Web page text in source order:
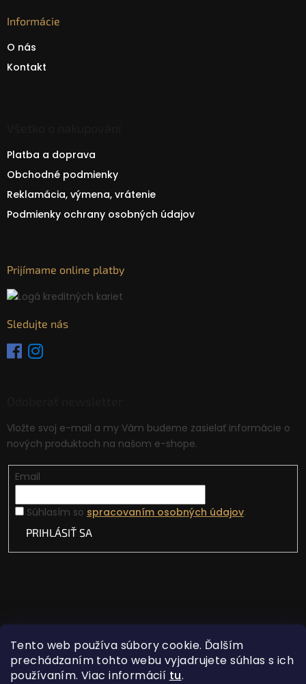
Tento web používa súbory cookie. Ďalším
prechádzaním tohto webu vyjadrujete súhlas s ich
používaním. Viac informácií tu.
Informácie
O nás
Kontakt
Platba a doprava
Obchodné podmienky
Reklamácia, výmena, vrátenie
Podmienky ochrany osobných údajov
Prijímame online platby
Sledujte nás
Vložte svoj e-mail a my Vám budeme zasielať informácie o
nových produktoch na našom e-shope.
Email
Súhlasím so spracovaním osobných údajov.
PRIHLÁSIŤ SA